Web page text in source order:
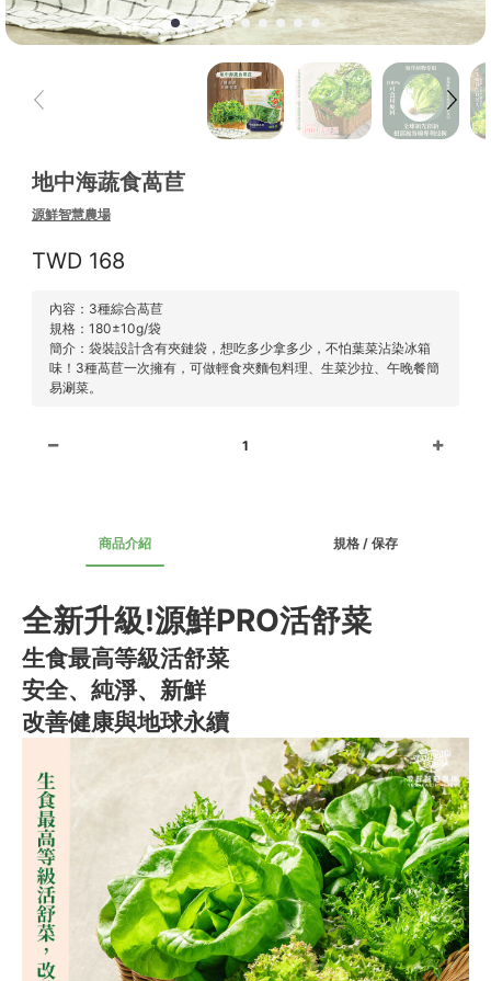
地中海蔬食萵苣
源鮮智慧農場
168
內容：3種綜合萵苣
規格：180±10g/袋
簡介：袋裝設計含有夾鏈袋，想吃多少拿多少，不怕葉菜沾染冰箱
味！3種萵苣一次擁有，可做輕食夾麵包料理、生菜沙拉、午晚餐簡
易涮菜。
1
商品介紹 規格 / 保存
全新升級!源鮮PRO活舒菜
生食最高等級活舒菜
安全、純淨、新鮮
改善健康與地球永續